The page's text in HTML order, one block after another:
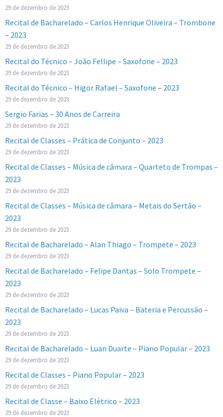
29 de dezembro de 2023
Recital de Bacharelado – Carlos Henrique Oliveira – Trombone
– 2023
29 de dezembro de 2023
Recital do Técnico – João Fellipe – Saxofone – 2023
29 de dezembro de 2023
Recital do Técnico – Higor Rafael – Saxofone – 2023
29 de dezembro de 2023
Sergio Farias – 30 Anos de Carreira
29 de dezembro de 2023
Recital de Classes – Prática de Conjunto – 2023
29 de dezembro de 2023
Recital de Classes – Música de câmara – Quarteto de Trompas –
2023
29 de dezembro de 2023
Recital de Classes – Música de câmara – Metais do Sertão –
2023
29 de dezembro de 2023
Recital de Bacharelado – Alan Thiago – Trompete – 2023
29 de dezembro de 2023
Recital de Bacharelado – Felipe Dantas – Solo Trompete –
2023
29 de dezembro de 2023
Recital de Bacharelado – Lucas Paiva – Bateria e Percussão –
2023
29 de dezembro de 2023
Recital de Bacharelado – Luan Duarte – Piano Popular – 2023
29 de dezembro de 2023
Recital de Classes – Piano Popular – 2023
29 de dezembro de 2023
Recital de Classe – Baixo Elétrico – 2023
29 de dezembro de 2023